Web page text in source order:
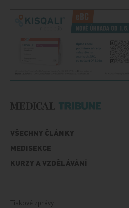
VŠECHNY ČLÁNKY
MEDISEKCE
KURZY A VZDĚLÁVÁNÍ
Tiskové zprávy